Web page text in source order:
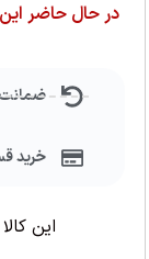
در حال حاضر
ضمانت ۷ روزه بازگشت
خرید قسطی ۱۸
این